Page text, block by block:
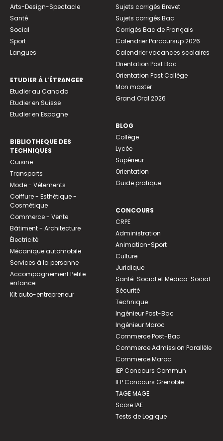
Arts-Design-Spectacle
Santé
Social
Sport
Langues
ETUDIER À L’ÉTRANGER
Etudier au Canada
Etudier en Suisse
Etudier en Espagne
BIBLIOTHEQUE DES
TECHNIQUES
Cuisine
Transports
Mode - Vêtements
Coiffure - Esthétique -
Cosmétique
Commerce - Vente
Bâtiment - Architecture
Électricité
Mécanique automobile
Services à la personne
Accompagnement Petite
enfance
Kit auto-entrepreneur
Sujets corrigés Brevet
Sujets corrigés Bac
Corrigés Bac de Français
Calendrier Parcoursup 2026
Calendrier vacances scolaires
Orientation Post Bac
Orientation Post Collège
Mon master
Grand Oral 2026
BLOG
Collège
Lycée
Supérieur
Orientation
Guide pratique
CONCOURS
CRPE
Administration
Animation-Sport
Culture
Juridique
Santé-Social et Médico-Social
Sécurité
Technique
Ingénieur Post-Bac
Ingénieur Maroc
Commerce Post-Bac
Commerce Admission Parallèle
Commerce Maroc
IEP Concours Commun
IEP Concours Grenoble
TAGE MAGE
Score IAE
Tests de Logique